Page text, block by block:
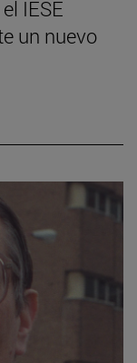
IESE
un nuevo